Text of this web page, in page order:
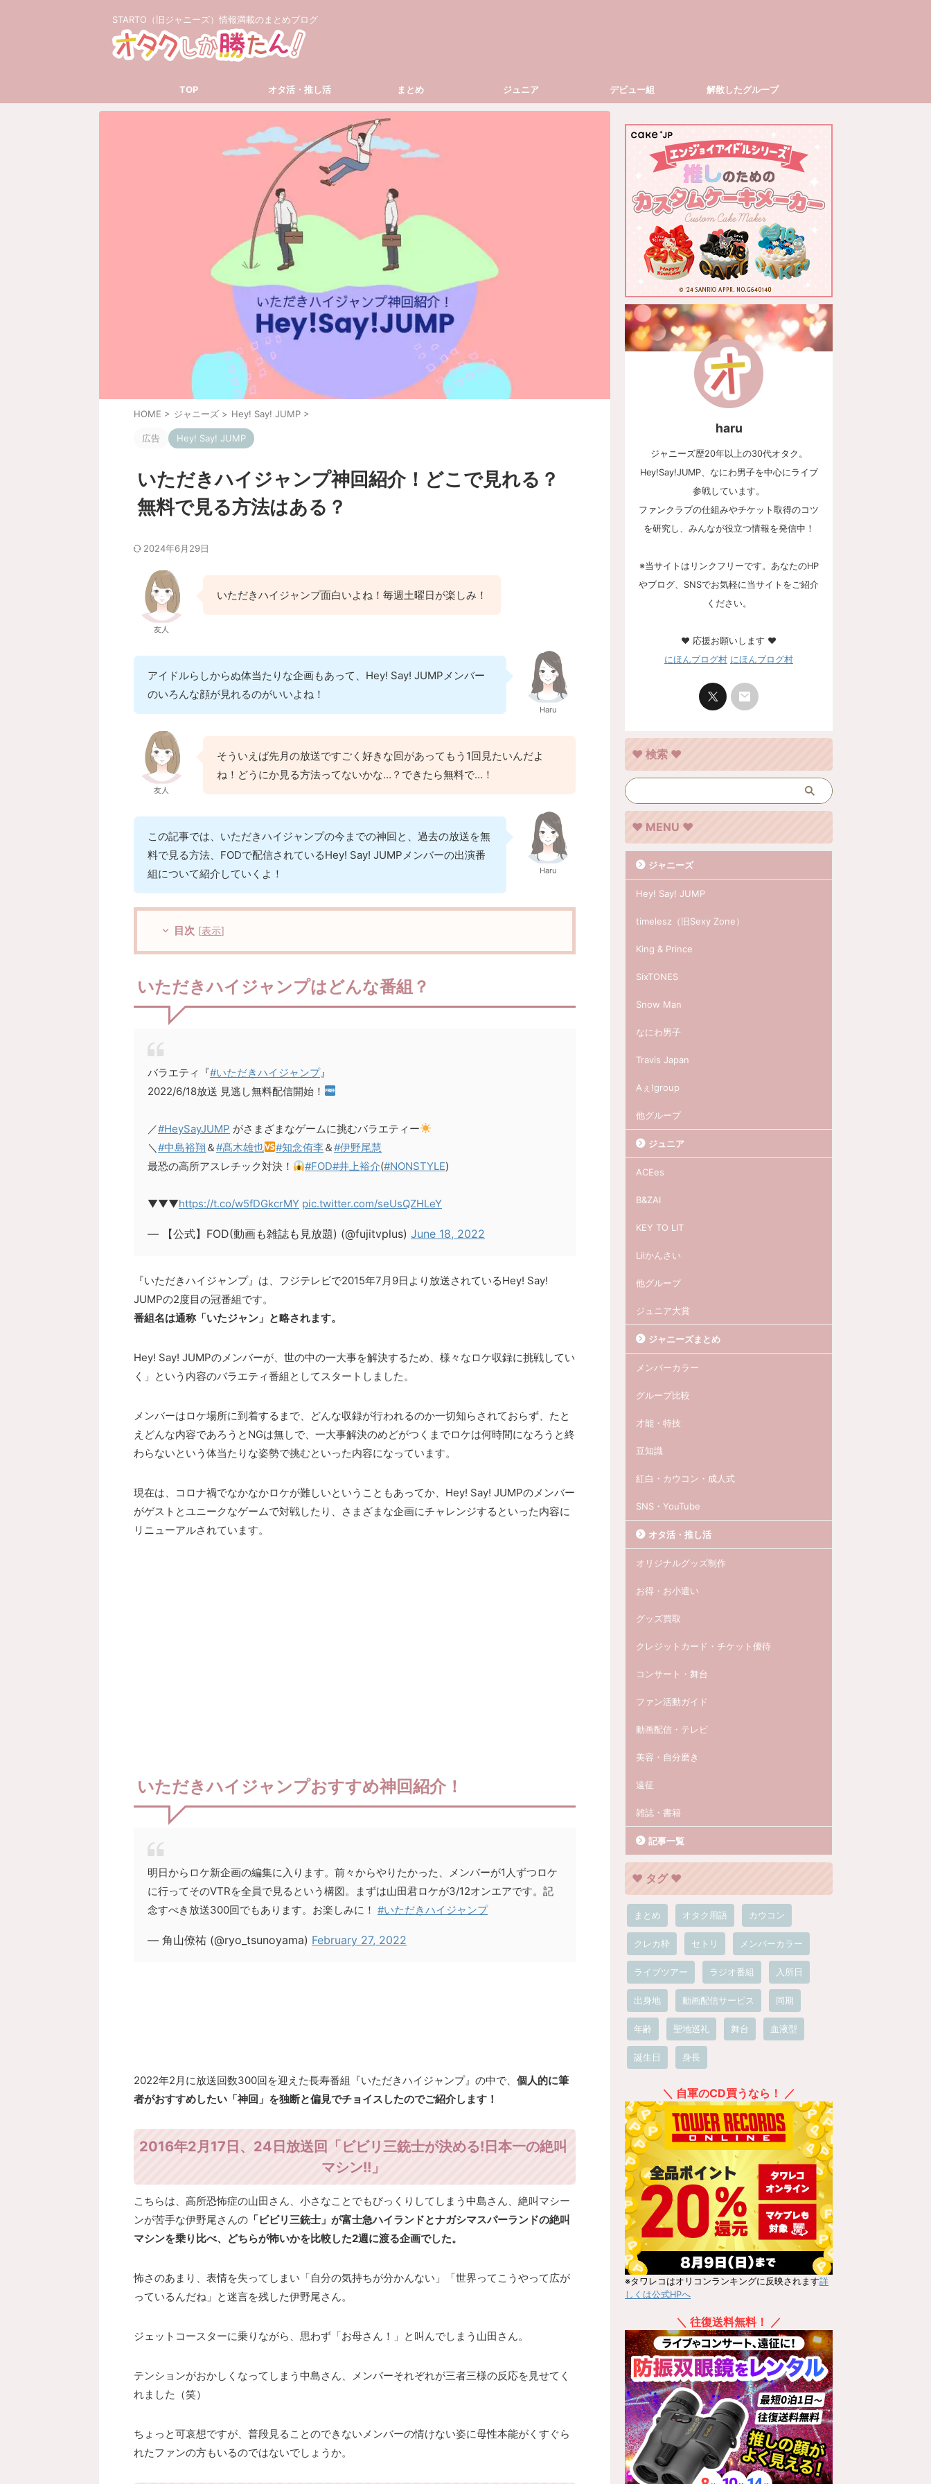
STARTO（旧ジャニーズ）情報満載のまとめブログ
TOP オタ活・推し活 まとめ ジュニア デビュー組 解散したグループ
HOME > ジャニーズ > Hey! Say! JUMP >
広告 Hey! Say! JUMP
いただきハイジャンプ神回紹介！どこで見れる？
無料で見る方法はある？
2024年6月29日
友人
いただきハイジャンプ面白いよね！毎週土曜日が楽しみ！
アイドルらしからぬ体当たりな企画もあって、Hey! Say! JUMPメンバー
のいろんな顔が見れるのがいいよね！
Haru
友人
そういえば先月の放送ですごく好きな回があってもう1回見たいんだよ
ね！どうにか見る方法ってないかな…？できたら無料で…！
この記事では、いただきハイジャンプの今までの神回と、過去の放送を無
料で見る方法、FODで配信されているHey! Say! JUMPメンバーの出演番
組について紹介していくよ！
Haru
目次 [表示]
いただきハイジャンプはどんな番組？
バラエティ『#いただきハイジャンプ』
2022/6/18放送 見逃し無料配信開始！
／#HeySayJUMP がさまざまなゲームに挑むバラエティー
＼ #中島裕翔 ＆#髙木雄也 #知念侑李 ＆#伊野尾慧
最恐の高所アスレチック対決！
#FOD#井上裕介(#NONSTYLE)
▼▼▼https://t.co/w5fDGkcrMY pic.twitter.com/seUsQZHLeY
— 【公式】FOD(動画も雑誌も見放題) (@fujitvplus) June 18, 2022
『いただきハイジャンプ』は、フジテレビで2015年7月9日より放送されているHey! Say!
JUMPの2度目の冠番組です。
番組名は通称「いたジャン」と略されます。
Hey! Say! JUMPのメンバーが、世の中の一大事を解決するため、様々なロケ収録に挑戦してい
く」という内容のバラエティ番組としてスタートしました。
メンバーはロケ場所に到着するまで、どんな収録が行われるのか一切知らされておらず、たと
えどんな内容であろうとNGは無しで、一大事解決のめどがつくまでロケは何時間になろうと終
わらないという体当たりな姿勢で挑むといった内容になっています。
現在は、コロナ禍でなかなかロケが難しいということもあってか、Hey! Say! JUMPのメンバー
がゲストとユニークなゲームで対戦したり、さまざまな企画にチャレンジするといった内容に
リニューアルされています。
いただきハイジャンプおすすめ神回紹介！
明日からロケ新企画の編集に入ります。前々からやりたかった、メンバーが1人ずつロケ
に行ってそのVTRを全員で見るという構図。まずは山田君ロケが3/12オンエアです。記
念すべき放送300回でもあります。お楽しみに！ #いただきハイジャンプ
— 角山僚祐 (@ryo_tsunoyama) February 27, 2022
2022年2月に放送回数300回を迎えた長寿番組『いただきハイジャンプ』の中で、 個人的に筆
者がおすすめしたい「神回」を独断と偏見でチョイスしたのでご紹介します！
2016年2月17日、24日放送回「ビビリ三銃士が決める!日本一の絶叫
マシン!!」
こちらは、高所恐怖症の山田さん、小さなことでもびっくりしてしまう中島さん、絶叫マシー
ンが苦手な伊野尾さんの 「ビビリ三銃士」が富士急ハイランドとナガシマスパーランドの絶叫
マシンを乗り比べ、どちらが怖いかを比較した2週に渡る企画でした。
怖さのあまり、表情を失ってしまい「自分の気持ちが分かんない」「世界ってこうやって広が
っているんだね」と迷言を残した伊野尾さん。
ジェットコースターに乗りながら、思わず「お母さん！」と叫んでしまう山田さん。
テンションがおかしくなってしまう中島さん、メンバーそれぞれが三者三様の反応を見せてく
れました（笑）
ちょっと可哀想ですが、普段見ることのできないメンバーの情けない姿に母性本能がくすぐら
れたファンの方もいるのではないでしょうか。
haru
ジャニーズ歴20年以上の30代オタク。
Hey!Say!JUMP、なにわ男子を中心にライブ
参戦しています。
ファンクラブの仕組みやチケット取得のコツ
を研究し、みんなが役立つ情報を発信中！
※当サイトはリンクフリーです。あなたのHP
やブログ、SNSでお気軽に当サイトをご紹介
ください。
❤︎ 応援お願いします ❤︎
にほんブログ村 にほんブログ村
❤︎ 検索 ❤︎
❤︎ MENU ❤︎
ジャニーズ
Hey! Say! JUMP
timelesz（旧Sexy Zone）
King & Prince
SixTONES
Snow Man
なにわ男子
Travis Japan
Aぇ!group
他グループ
ジュニア
ACEes
B&ZAI
KEY TO LIT
Lilかんさい
他グループ
ジュニア大賞
ジャニーズまとめ
メンバーカラー
グループ比較
才能・特技
豆知識
紅白・カウコン・成人式
SNS・YouTube
オタ活・推し活
オリジナルグッズ制作
お得・お小遣い
グッズ買取
クレジットカード・チケット優待
コンサート・舞台
ファン活動ガイド
動画配信・テレビ
美容・自分磨き
遠征
雑誌・書籍
記事一覧
❤︎ タグ ❤︎
まとめ オタク用語 カウコン
クレカ枠 セトリ メンバーカラー
ライブツアー ラジオ番組 入所日
出身地 動画配信サービス 同期
年齢 聖地巡礼 舞台 血液型
誕生日 身長
＼ 自軍のCD買うなら！ ／
※タワレコはオリコンランキングに反映されます詳
しくは公式HPへ
＼ 往復送料無料！ ／